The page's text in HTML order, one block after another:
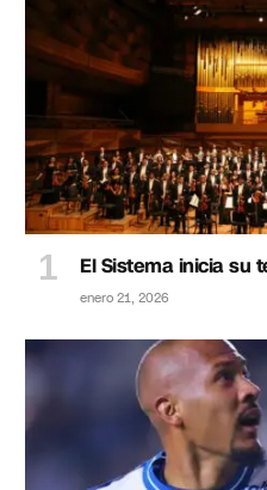
El Sistema inicia su
enero 21, 2026